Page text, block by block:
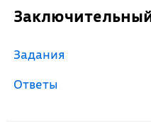
Задания
Ответы